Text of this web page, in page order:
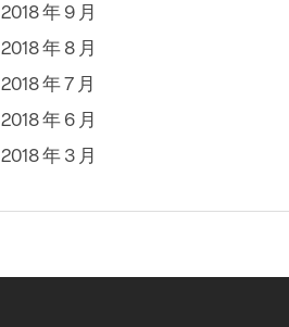
2018 年 9 月
2018 年 8 月
2018 年 7 月
2018 年 6 月
2018 年 3 月